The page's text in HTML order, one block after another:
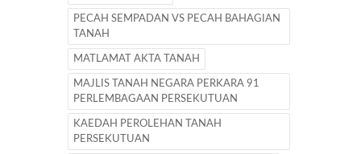
PECAH SEMPADAN VS PECAH BAHAGIAN
TANAH
MATLAMAT AKTA TANAH
MAJLIS TANAH NEGARA PERKARA 91
PERLEMBAGAAN PERSEKUTUAN
KAEDAH PEROLEHAN TANAH
PERSEKUTUAN